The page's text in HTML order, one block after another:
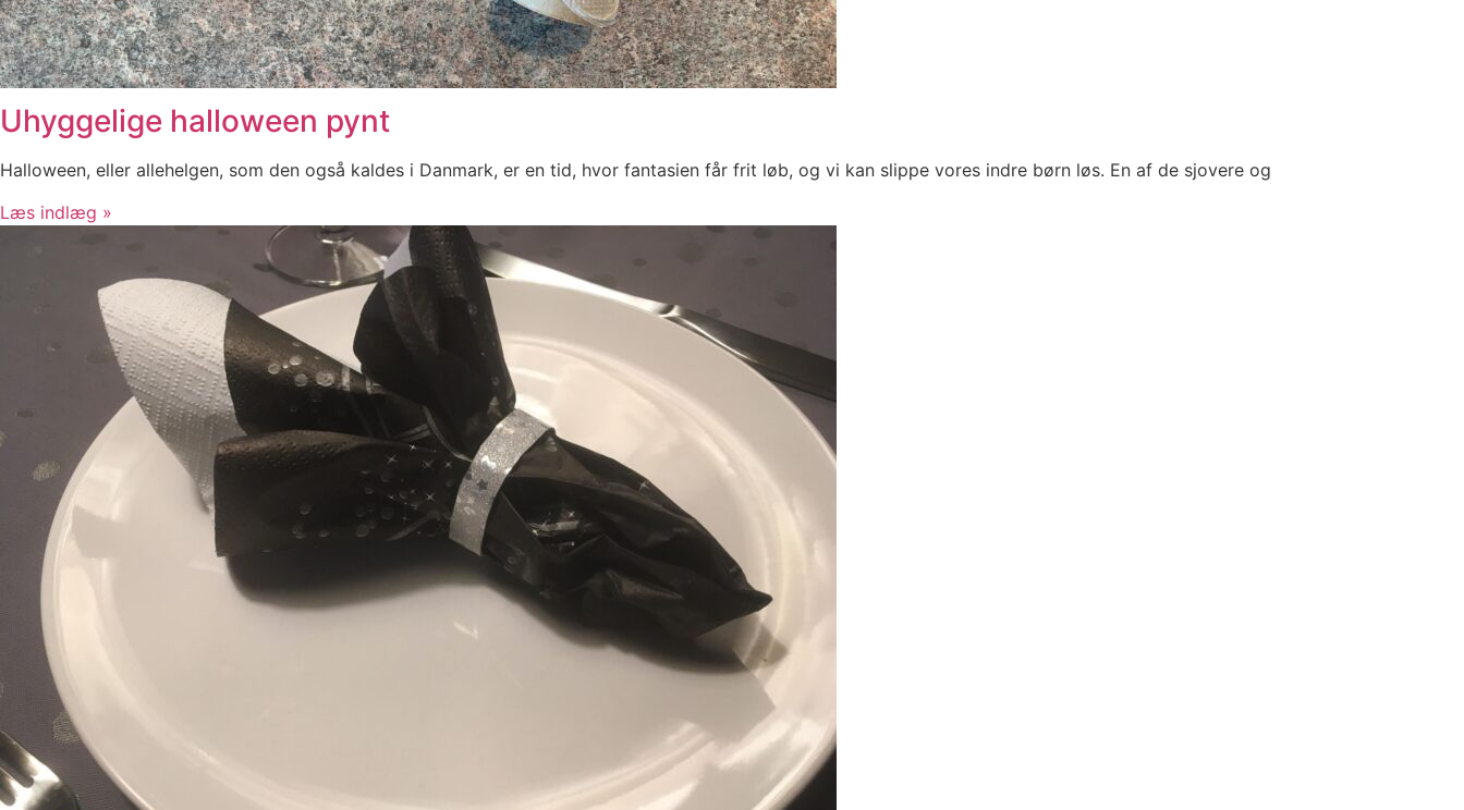
Uhyggelige halloween pynt
Halloween, eller allehelgen, som den også kaldes i Danmark, er en tid, hvor fantasien får frit løb, og vi kan slippe vores indre børn løs. En af de sjovere og
Læs indlæg »